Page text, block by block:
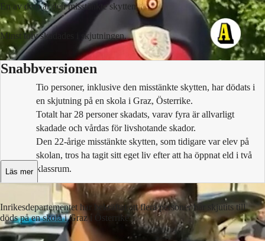
En av dem är den misstänkte skytten.
Minst tolv skadades i skjutningen.
Snabbversionen
Tio personer, inklusive den misstänkte skytten, har dödats i
en skjutning på en skola i Graz, Österrike.
Totalt har 28 personer skadats, varav fyra är allvarligt
skadade och vårdas för livshotande skador.
Den 22-årige misstänkte skytten, som tidigare var elev på
skolan, tros ha tagit sitt eget liv efter att ha öppnat eld i två
klassrum.
Läs mer
Inrikesdepartementet har bekräftat att flera personer har skjutits till
döds på en skola i Graz i Österrike.